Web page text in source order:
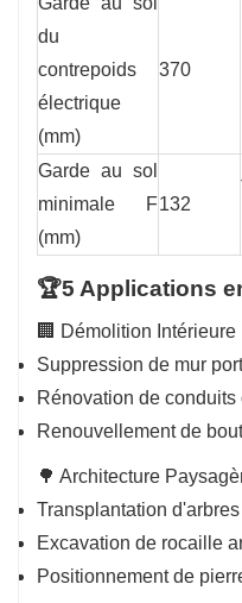
du
contrepoids
électrique
(mm)
370
Garde au sol
minimale F
(mm)
132
🏆5 Applications
🏢 Démolition Intérieure
Suppression de mur
Rénovation de conduits
Renouvellement de
🌳 Architecture
Transplantation
Excavation de rocaille
Positionnement de